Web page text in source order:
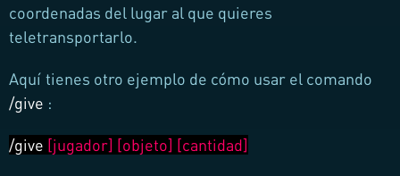
coordenadas del lugar al que quieres
teletransportarlo.
Aquí tienes otro ejemplo de cómo usar el comando
/give :
/give [jugador] [objeto] [cantidad]